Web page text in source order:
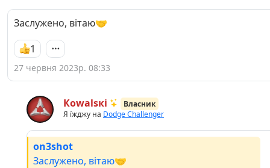
Заслужено, вітаю🤝
1
27 червня 2023р. 08:33
Кowаlsкі
Власник
Я їжджу на Dodge Challenger
on3shot
Заслужено, вітаю🤝